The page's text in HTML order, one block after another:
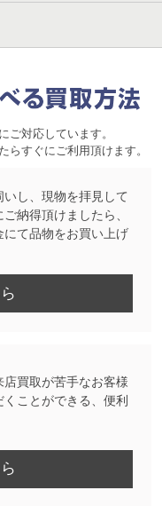
ご対応しています。
らすぐにご利用頂けます。
し、現物を拝見して
納得頂けましたら、
にて品物をお買い上げ
買取が苦手なお客様
ことができる、便利